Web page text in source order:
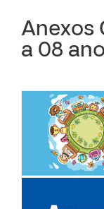
Anexos
a 08